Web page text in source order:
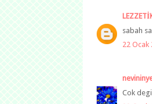
sabah
22 Ocak
Cok